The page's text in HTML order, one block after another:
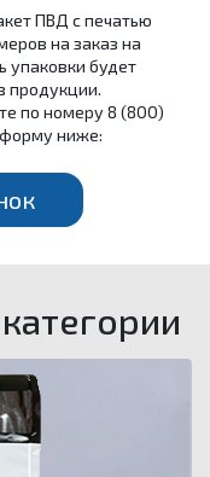
ПВД с печатью
на заказ на
упаковки будет
продукции.
по номеру 8 (800)
форму ниже: